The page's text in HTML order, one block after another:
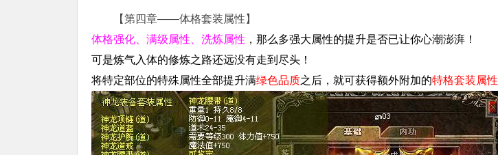
【第四章——体格套装属性】
体格强化、满级属性、洗炼属性 ，那么多强大属性的提升是否已让你心潮澎湃！
可是炼气入体的修炼之路还远没有走到尽头！
将特定部位的特殊属性全部提升满绿色品质之后 ，就可获得额外附加的特格套装属性